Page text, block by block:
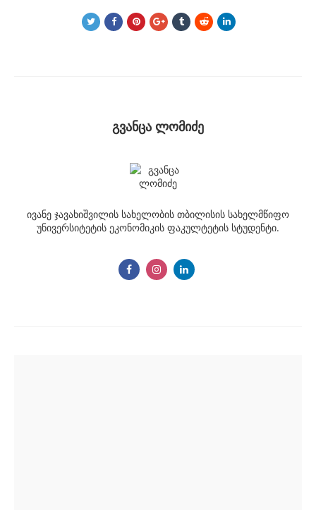
გვანცა ლომიძე
ივანე ჯავახიშვილის სახელობის თბილისის სახელმწიფო
უნივერსიტეტის ეკონომიკის ფაკულტეტის სტუდენტი.